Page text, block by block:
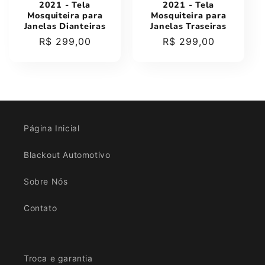
2021 - Tela
Mosquiteira para
Janelas Dianteiras
Preço
R$ 299,00
2021 - Tela
Mosquiteira para
Janelas Traseiras
Preço
R$ 299,00
Página Inicial
Blackout Automotivo
Sobre Nós
Contato
Troca e garantia